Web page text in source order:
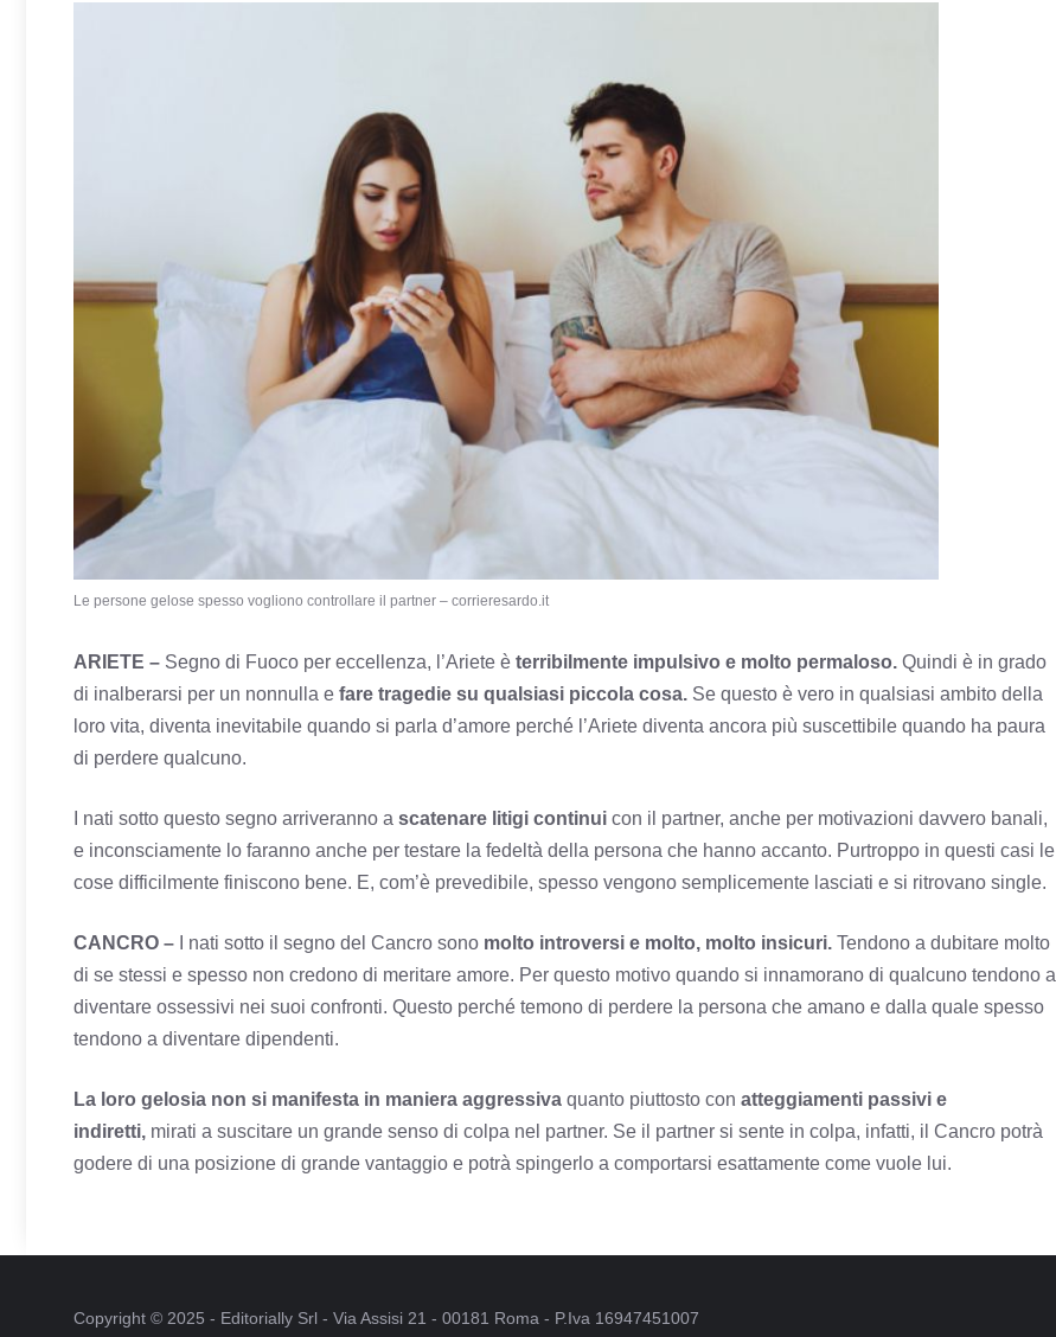
Le persone gelose spesso vogliono controllare il partner – corrieresardo.it
ARIETE – Segno di Fuoco per eccellenza, l’Ariete è terribilmente impulsivo e molto permaloso. Quindi è in grado
di inalberarsi per un nonnulla e fare tragedie su qualsiasi piccola cosa. Se questo è vero in qualsiasi ambito della
loro vita, diventa inevitabile quando si parla d’amore perché l’Ariete diventa ancora più suscettibile quando ha paura
di perdere qualcuno.
I nati sotto questo segno arriveranno a scatenare litigi continui con il partner, anche per motivazioni davvero banali,
e inconsciamente lo faranno anche per testare la fedeltà della persona che hanno accanto. Purtroppo in questi casi le
cose difficilmente finiscono bene. E, com’è prevedibile, spesso vengono semplicemente lasciati e si ritrovano single.
CANCRO – I nati sotto il segno del Cancro sono molto introversi e molto, molto insicuri. Tendono a dubitare molto
di se stessi e spesso non credono di meritare amore. Per questo motivo quando si innamorano di qualcuno tendono a
diventare ossessivi nei suoi confronti. Questo perché temono di perdere la persona che amano e dalla quale spesso
tendono a diventare dipendenti.
La loro gelosia non si manifesta in maniera aggressiva quanto piuttosto con atteggiamenti passivi e
indiretti, mirati a suscitare un grande senso di colpa nel partner. Se il partner si sente in colpa, infatti, il Cancro potrà
godere di una posizione di grande vantaggio e potrà spingerlo a comportarsi esattamente come vuole lui.
Copyright © 2025 - Editorially Srl - Via Assisi 21 - 00181 Roma - P.Iva 16947451007